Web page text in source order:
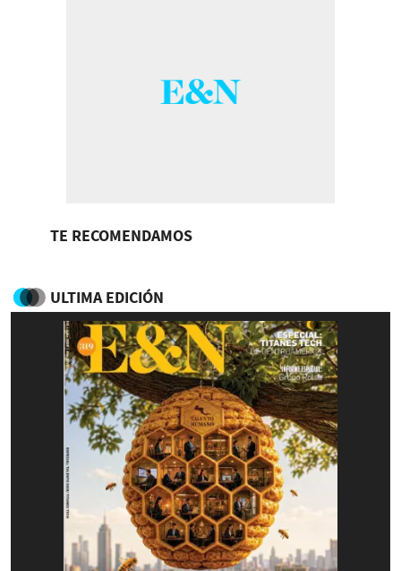
TE RECOMENDAMOS
ULTIMA EDICIÓN